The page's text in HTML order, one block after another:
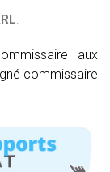
.
aux
commissaire